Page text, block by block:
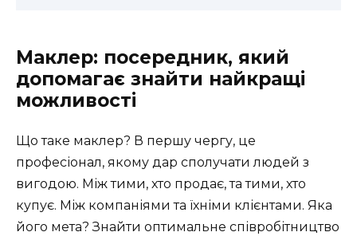
Маклер: посередник, який
допомагає знайти найкращі
можливості
Що таке маклер? В першу чергу, це
професіонал, якому дар сполучати людей з
вигодою. Між тими, хто продає, та тими, хто
купує. Між компаніями та їхніми клієнтами. Яка
його мета? Знайти оптимальне співробітництво